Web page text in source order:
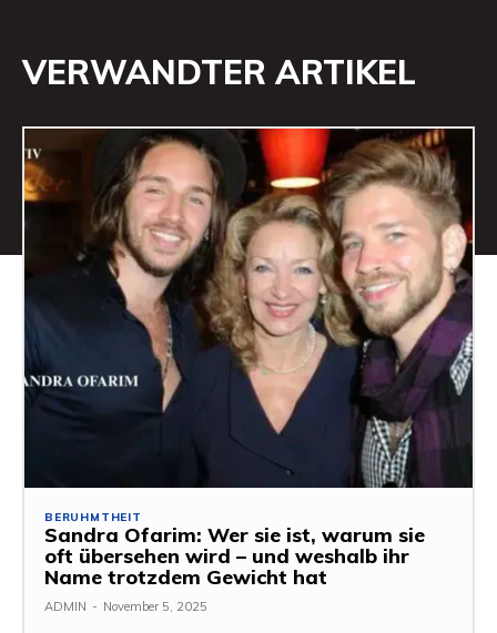
VERWANDTER ARTIKEL
BERUHMTHEIT
Sandra Ofarim: Wer sie ist, warum sie
oft übersehen wird – und weshalb ihr
Name trotzdem Gewicht hat
ADMIN - November 5, 2025